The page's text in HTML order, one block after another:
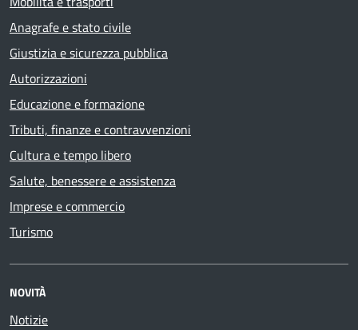
Anagrafe e stato civile
Giustizia e sicurezza pubblica
Autorizzazioni
Educazione e formazione
Tributi, finanze e contravvenzioni
Cultura e tempo libero
Salute, benessere e assistenza
Imprese e commercio
Turismo
NOVITÀ
Notizie